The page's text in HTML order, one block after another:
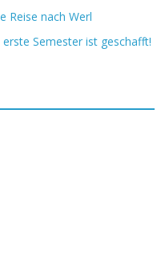
Reise nach Werl
erste Semester ist geschafft!